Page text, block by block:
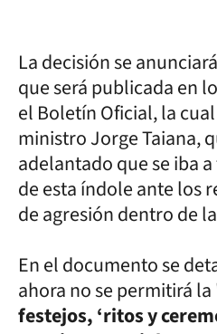
La decisión se
que será publicada en
el Boletín Oficial, la
ministro Jorge Taiana,
adelantado que se iba
de esta índole ante los
de agresión dentro de
En el documento se
ahora no se permitirá la
festejos, ‘ritos y